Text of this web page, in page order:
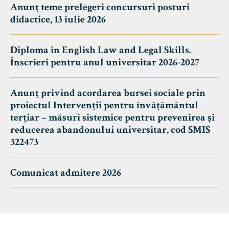
Anunț teme prelegeri concursuri posturi
didactice, 13 iulie 2026
Diploma in English Law and Legal Skills.
Înscrieri pentru anul universitar 2026-2027
Anunț privind acordarea bursei sociale prin
proiectul Intervenții pentru învățământul
terțiar – măsuri sistemice pentru prevenirea și
reducerea abandonului universitar, cod SMIS
322473
Comunicat admitere 2026